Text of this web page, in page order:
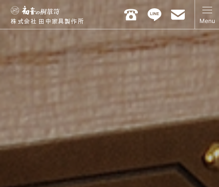
株式会社 田中家具製作所 Menu